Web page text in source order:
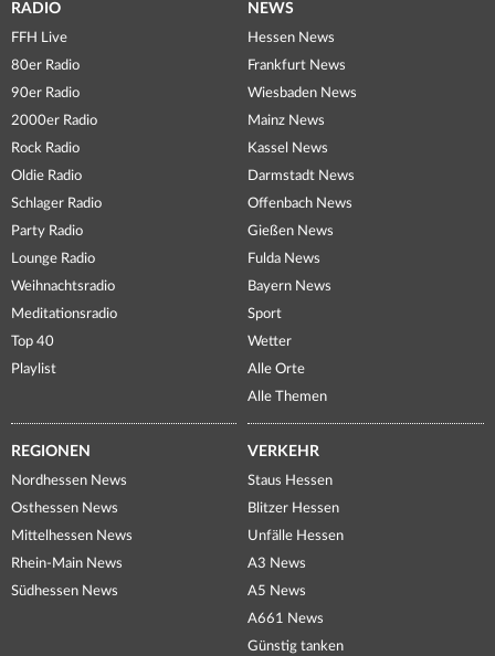
RADIO
FFH Live
80er Radio
90er Radio
2000er Radio
Rock Radio
Oldie Radio
Schlager Radio
Party Radio
Lounge Radio
Weihnachtsradio
Meditationsradio
Top 40
Playlist
NEWS
Hessen News
Frankfurt News
Wiesbaden News
Mainz News
Kassel News
Darmstadt News
Offenbach News
Gießen News
Fulda News
Bayern News
Sport
Wetter
Alle Orte
Alle Themen
REGIONEN
Nordhessen News
Osthessen News
Mittelhessen News
Rhein-Main News
Südhessen News
VERKEHR
Staus Hessen
Blitzer Hessen
Unfälle Hessen
A3 News
A5 News
A661 News
Günstig tanken